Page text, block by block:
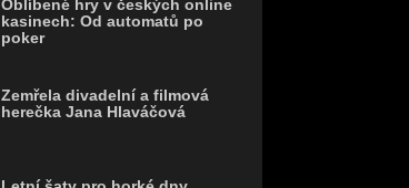
Oblíbené hry v českých online
kasinech: Od automatů po
poker
Zemřela divadelní a filmová
herečka Jana Hlaváčová